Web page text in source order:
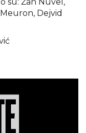
su: Žan Nuvel,
Dejvid